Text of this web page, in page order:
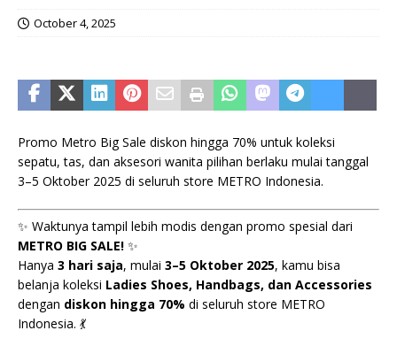
October 4, 2025
Promo Metro Big Sale diskon hingga 70% untuk koleksi
sepatu, tas, dan aksesori wanita pilihan berlaku mulai tanggal
3–5 Oktober 2025 di seluruh store METRO Indonesia.
✨ Waktunya tampil lebih modis dengan promo spesial dari
METRO BIG SALE! ✨
Hanya 3 hari saja, mulai 3–5 Oktober 2025, kamu bisa
belanja koleksi Ladies Shoes, Handbags, dan Accessories
dengan diskon hingga 70% di seluruh store METRO
Indonesia. 💃